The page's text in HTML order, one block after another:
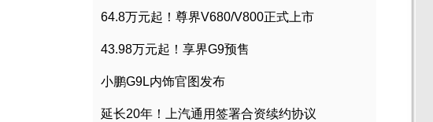
64.8万元起！尊界V680/V800正式上市
43.98万元起！享界G9预售
小鹏G9L内饰官图发布
延长20年！上汽通用签署合资续约协议